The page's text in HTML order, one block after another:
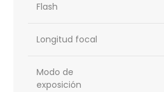
Flash
Longitud focal
Modo de
exposición